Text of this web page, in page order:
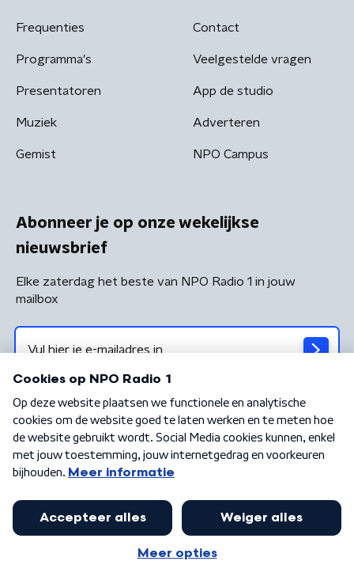
Frequenties
Programma's
Presentatoren
Muziek
Gemist
Contact
Veelgestelde vragen
App de studio
Adverteren
NPO Campus
Abonneer je op onze wekelijkse
nieuwsbrief
Elke zaterdag het beste van NPO Radio 1 in jouw
mailbox
Algemene voorwaarden